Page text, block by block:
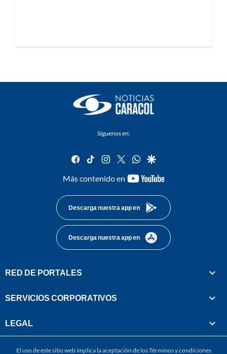
Síguenos en:
facebook
tiktok instagram
twitterwhatsapp
google
Más contenido en
youtube-
Descarga nuestra app en
Descarga nuestra app en
RED DE PORTALES
SERVICIOS CORPORATIVOS
LEGAL
El uso de este sitio web implica la aceptación de losTérminos y condiciones